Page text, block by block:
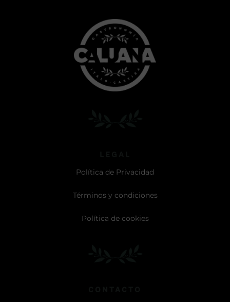
Política de Privacidad
Términos y condiciones
Política de cookies